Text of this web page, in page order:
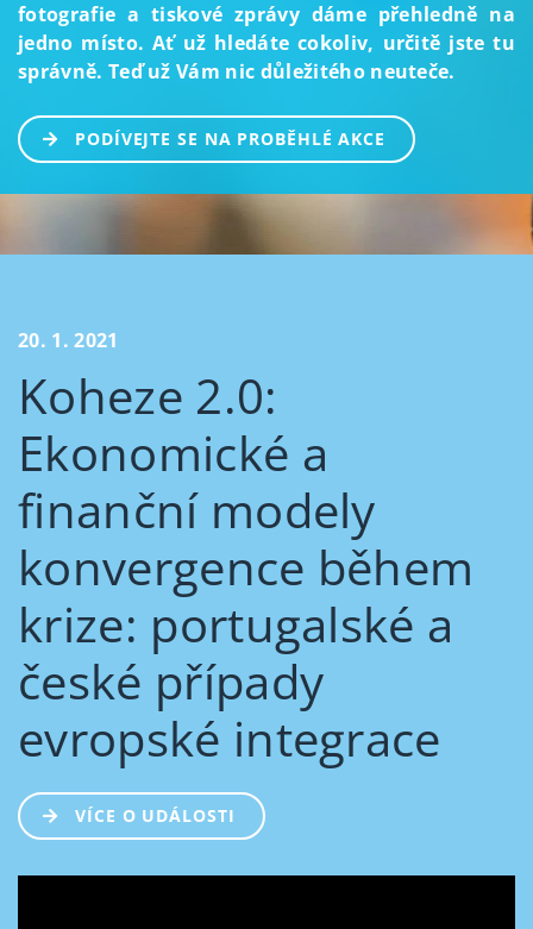
fotografie a tiskové zprávy dáme přehledně na
jedno místo. Ať už hledáte cokoliv, určitě jste tu
správně. Teď už Vám nic důležitého neuteče.
PODÍVEJTE SE NA PROBĚHLÉ AKCE
20. 1. 2021
Koheze 2.0:
Ekonomické a
finanční modely
konvergence během
krize: portugalské a
české případy
evropské integrace
VÍCE O UDÁLOSTI